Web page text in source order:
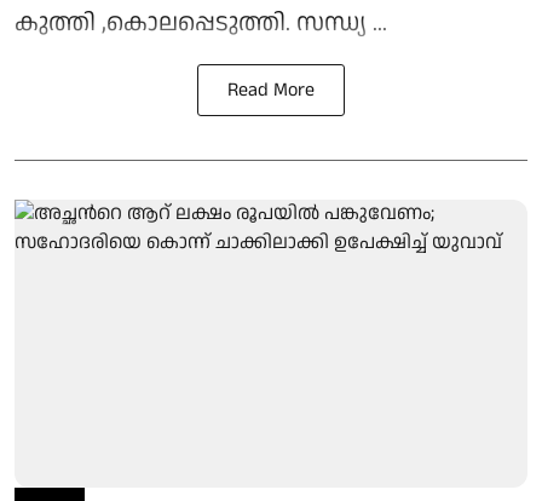
കുത്തി ,കൊലപ്പെടുത്തി. സന്ധ്യ ...
Read More